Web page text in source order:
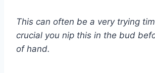
This can often be a very trying
crucial you nip this in the bud
of hand.